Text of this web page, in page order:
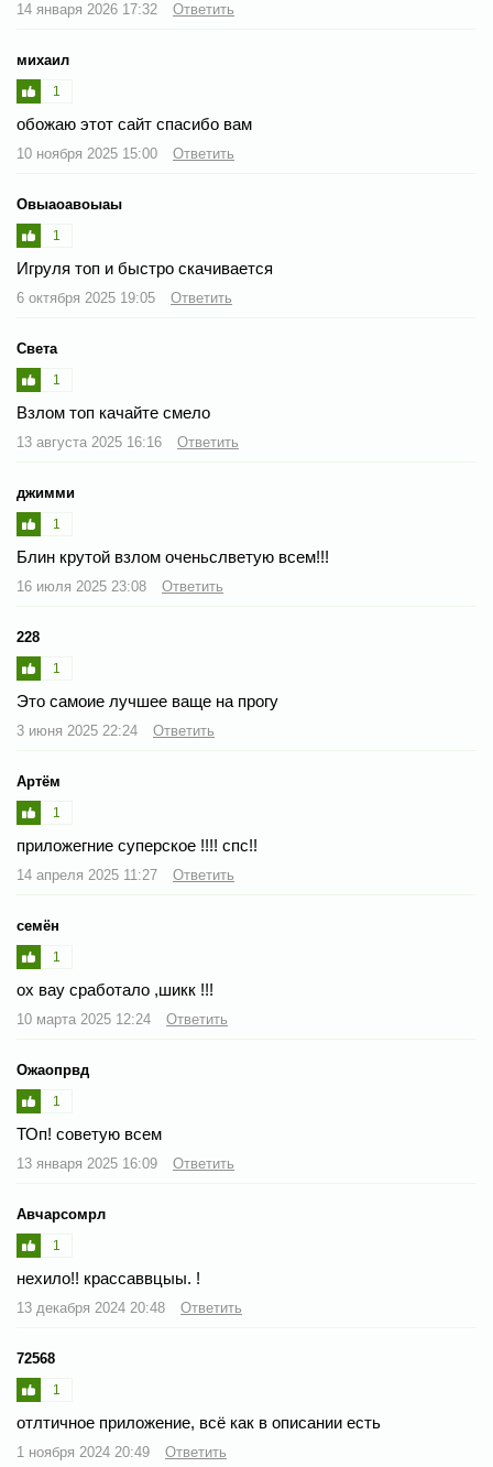
14 января 2026 17:32 Ответить
михаил
1
обожаю этот сайт спасибо вам
10 ноября 2025 15:00 Ответить
Овыаоавоыаы
1
Игруля топ и быстро скачивается
6 октября 2025 19:05 Ответить
Света
1
Взлом топ качайте смело
13 августа 2025 16:16 Ответить
джимми
1
Блин крутой взлом оченьслветую всем!!!
16 июля 2025 23:08 Ответить
228
1
Это самоие лучшее ваще на прогу
3 июня 2025 22:24 Ответить
Артём
1
приложегние суперское !!!! спс!!
14 апреля 2025 11:27 Ответить
семён
1
ох вау сработало ,шикк !!!
10 марта 2025 12:24 Ответить
Ожаопрвд
1
ТОп! советую всем
13 января 2025 16:09 Ответить
Авчарсомрл
1
нехило!! крассаввцыы. !
13 декабря 2024 20:48 Ответить
72568
1
отлтичное приложение, всё как в описании есть
1 ноября 2024 20:49 Ответить